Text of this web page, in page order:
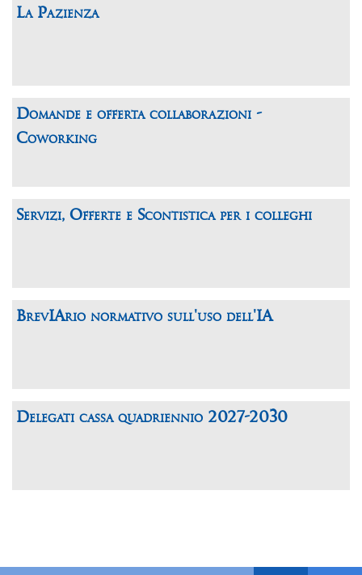
La Pazienza
Domande e offerta collaborazioni -
Coworking
Servizi, Offerte e Scontistica per i colleghi
BrevIArio normativo sull'uso dell'IA
Delegati cassa quadriennio 2027-2030